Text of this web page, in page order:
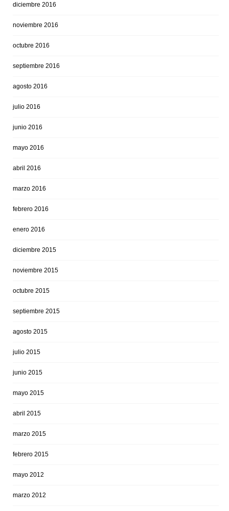
diciembre 2016
noviembre 2016
octubre 2016
septiembre 2016
agosto 2016
julio 2016
junio 2016
mayo 2016
abril 2016
marzo 2016
febrero 2016
enero 2016
diciembre 2015
noviembre 2015
octubre 2015
septiembre 2015
agosto 2015
julio 2015
junio 2015
mayo 2015
abril 2015
marzo 2015
febrero 2015
mayo 2012
marzo 2012